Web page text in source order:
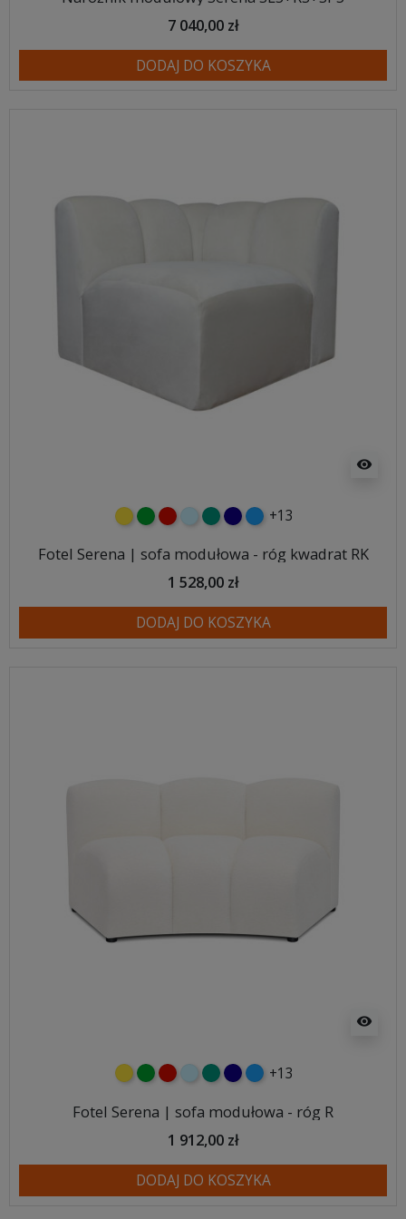
7 040,00 zł
DODAJ DO KOSZYKA
visibility
żółtyzielonyczerwony
błękitnyturkusowy
granatowy
niebieski
+13
Fotel Serena | sofa modułowa - róg kwadrat RK
1 528,00 zł
DODAJ DO KOSZYKA
visibility
żółtyzielonyczerwony
błękitnyturkusowy
granatowy
niebieski
+13
Fotel Serena | sofa modułowa - róg R
1 912,00 zł
DODAJ DO KOSZYKA